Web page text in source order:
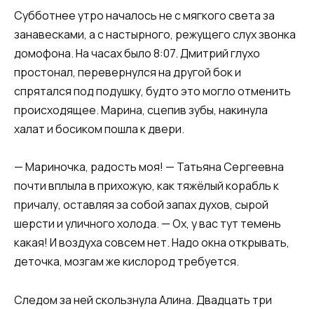
Субботнее утро началось не с мягкого света за
занавесками, а с настырного, режущего слух звонка
домофона. На часах было 8:07. Дмитрий глухо
простонал, перевернулся на другой бок и
спрятался под подушку, будто это могло отменить
происходящее. Марина, сцепив зубы, накинула
халат и босиком пошла к двери.
— Мариночка, радость моя! — Татьяна Сергеевна
почти вплыла в прихожую, как тяжёлый корабль к
причалу, оставляя за собой запах духов, сырой
шерсти и уличного холода. — Ох, у вас тут темень
какая! И воздуха совсем нет. Надо окна открывать,
деточка, мозгам же кислород требуется.
Следом за ней скользнула Алина. Двадцать три